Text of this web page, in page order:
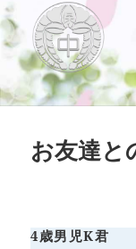
村山中藤保
お友達と
4歳男児K君